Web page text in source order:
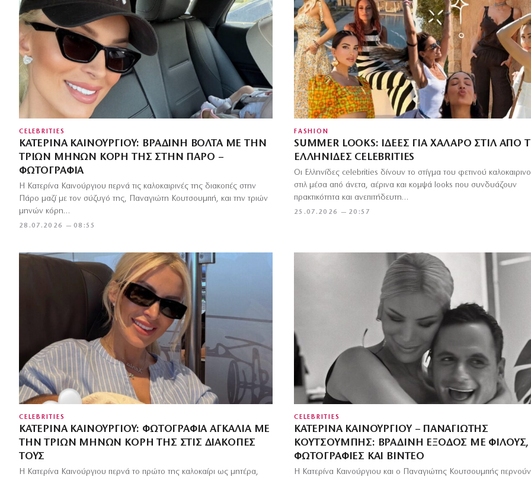
CELEBRITIES
ΚΑΤΕΡΊΝΑ ΚΑΙΝΟΎΡΓΙΟΥ: ΒΡΑΔΙΝΉ ΒΌΛΤΑ ΜΕ ΤΗΝ
ΤΡΙΏΝ ΜΗΝΏΝ ΚΌΡΗ ΤΗΣ ΣΤΗΝ ΠΆΡΟ –
ΦΩΤΟΓΡΑΦΊΑ
28.07.2026 — 08:55
Η Κατερίνα Καινούργιου περνά τις καλοκαιρινές της διακοπές στην
Πάρο μαζί με τον σύζυγό της, Παναγιώτη Κουτσουμπή, και την τριών
μηνών κόρη…
FASHION
SUMMER LOOKS: ΙΔΈΕΣ ΓΙΑ ΧΑΛΑΡΌ ΣΤΙΛ ΑΠΌ
ΕΛΛΗΝΊΔΕΣ CELEBRITIES
25.07.2026 — 20:57
Οι Ελληνίδες celebrities δίνουν το στίγμα του φετινού
στιλ μέσα από άνετα, αέρινα και κομψά looks που συνδυάζουν
πρακτικότητα και ανεπιτήδευτη…
CELEBRITIES
ΚΑΤΕΡΊΝΑ ΚΑΙΝΟΎΡΓΙΟΥ: ΦΩΤΟΓΡΑΦΊΑ ΑΓΚΑΛΙΆ ΜΕ
ΤΗΝ ΤΡΙΏΝ ΜΗΝΏΝ ΚΌΡΗ ΤΗΣ ΣΤΙΣ ΔΙΑΚΟΠΈΣ
ΤΟΥΣ
Η Κατερίνα Καινούργιου περνά το πρώτο της καλοκαίρι ως μητέρα,
CELEBRITIES
ΚΑΤΕΡΊΝΑ ΚΑΙΝΟΎΡΓΙΟΥ – ΠΑΝΑΓΙΏΤΗΣ
ΚΟΥΤΣΟΥΜΠΉΣ: ΒΡΑΔΙΝΉ ΈΞΟΔΟΣ ΜΕ ΦΊΛΟΥΣ,
ΦΩΤΟΓΡΑΦΊΕΣ ΚΑΙ ΒΊΝΤΕΟ
Η Κατερίνα Καινούργιου και ο Παναγιώτης Κουτσουμπής